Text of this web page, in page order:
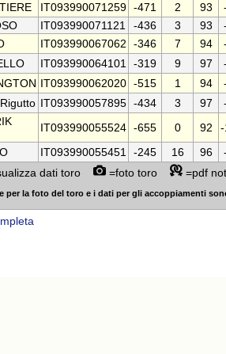
IT093990071259 -471 2 93
IT093990071121 -436 3 93
IT093990067062 -346 7 94
IT093990064101 -319 9 97
IT093990062020 -515 1 94
IT093990057895 -434 3 97
IT093990055524 -655 0 92
IT093990055451 -245 16 96
dati toro
=foto toro =pdf
per la foto del toro e i dati per gli accoppiamenti